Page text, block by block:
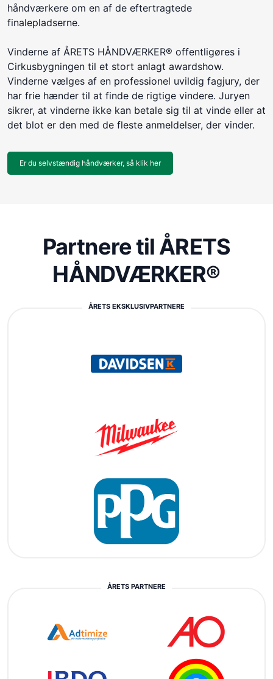
håndværkere om en af de eftertragtede
finalepladserne.
Vinderne af ÅRETS HÅNDVÆRKER® offentligøres i
Cirkusbygningen til et stort anlagt awardshow.
Vinderne vælges af en professionel uvildig fagjury, der
har frie hænder til at finde de rigtige vindere. Juryen
sikrer, at vinderne ikke kan betale sig til at vinde eller at
det blot er den med de fleste anmeldelser, der vinder.
Er du selvstændig håndværker, så klik her
Partnere til ÅRETS
HÅNDVÆRKER®
ÅRETS EKSKLUSIVPARTNERE
ÅRETS PARTNERE